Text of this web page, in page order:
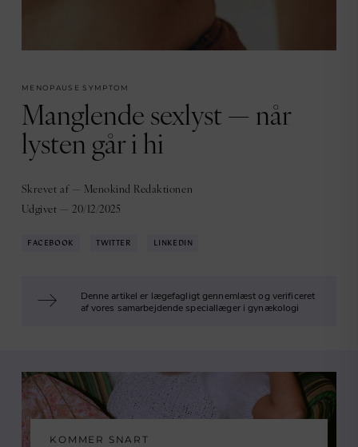
MENOPAUSE SYMPTOM
Manglende sexlyst — når
lysten går i hi
Denne artikel er lægefagligt gennemlæst og verificeret
af vores samarbejdende speciallæger i gynækologi
Skrevet af — Menokind Redaktionen
Udgivet — 20/12/2025
FACEBOOK TWITTER LINKEDIN
KOMMER SNART